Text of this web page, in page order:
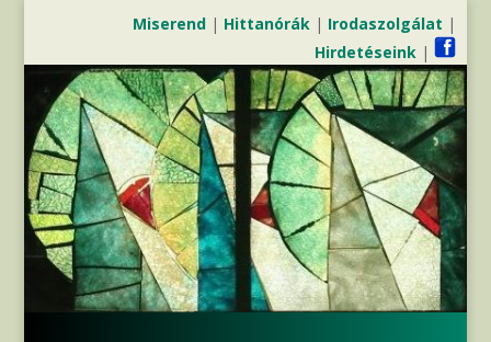
Miserend| Hittanórák| Irodaszolgálat |
Hirdetéseink|